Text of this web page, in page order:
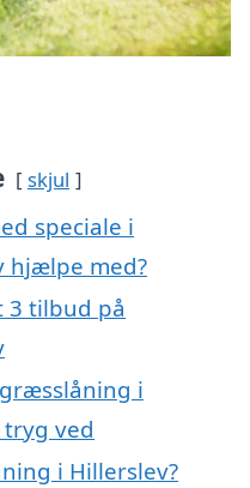
skjul
speciale i
hjælpe med?
tilbud på
i
ved
i Hillerslev?